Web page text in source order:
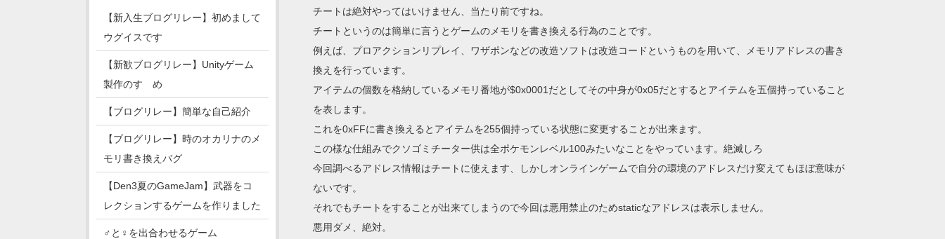
チートは絶対やってはいけません、当たり前ですね。
チートというのは簡単に言うとゲームのメモリを書き換える行為のことです。
例えば、プロアクションリプレイ、ワザポンなどの改造ソフトは改造コードというものを用いて、メモリアドレスの書き
換えを行っています。
アイテムの個数を格納しているメモリ番地が$0x0001だとしてその中身が0x05だとするとアイテムを五個持っていること
を表します。
これを0xFFに書き換えるとアイテムを255個持っている状態に変更することが出来ます。
この様な仕組みでクソゴミチーター供は全ポケモンレベル100みたいなことをやっています。絶滅しろ
今回調べるアドレス情報はチートに使えます、しかしオンラインゲームで自分の環境のアドレスだけ変えてもほぼ意味が
ないです。
それでもチートをすることが出来てしまうので今回は悪用禁止のためstaticなアドレスは表示しません。
悪用ダメ、絶対。
【新入生ブログリレー】初めまして
ウグイスです
【新歓ブログリレー】Unityゲーム
製作のすゝめ
【ブログリレー】簡単な自己紹介
【ブログリレー】時のオカリナのメ
モリ書き換えバグ
【Den3夏のGameJam】武器をコ
レクションするゲームを作りました
♂と♀を出合わせるゲーム